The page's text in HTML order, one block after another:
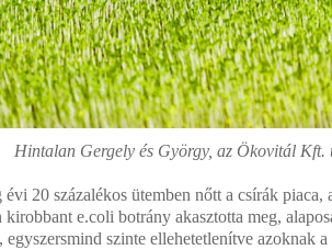
Hintalan Gergely és György, az Ökovitál Kft.
20 százalékos ütemben nőtt a csírák piaca,
kirobbant e.coli botrány akasztotta meg,
egyszersmind szinte ellehetetlenítve azoknak